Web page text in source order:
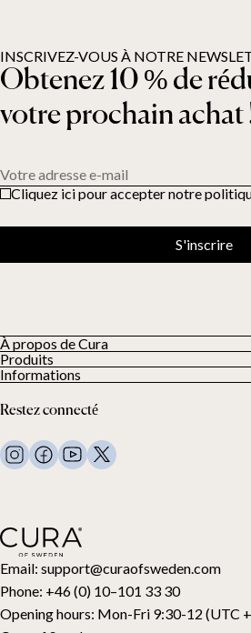
Email: support@curaofsweden.com
Phone: +46 (0) 10–101 33 30
Opening hours: Mon-Fri 9:30-12 (UTC
À propos de Cura
À propos
Nos clients
Produits
Tous les produits
Couettes lestées
Linge de lit
Oreillers et plus
Surmatelas
Carte cadeau
Informations
Conditions générales
FAQ
Nous contacter
Restez connecté
INSCRIVEZ-VOUS À NOTRE
Obtenez 10 % de
votre prochain achat
Votre adresse e-mail
Cliquez ici pour accepter notre
S'inscrire